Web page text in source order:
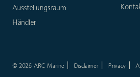
Ausstellungsraum
Händler
© 2026 ARC Marine Disclaimer Privacy